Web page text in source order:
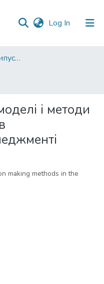
Log In (current)
01. Кваліфікаційні випускні роботи здобувачів вищої освіти
і методи
making methods in the